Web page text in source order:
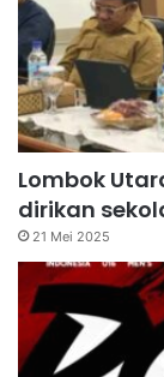
Lombok
dirikan
21 Mei 2025